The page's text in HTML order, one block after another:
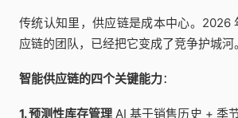
传统认知里，供应链是成本中心。2026
应链的团队，已经把它变成了竞争护城河。
智能供应链的四个关键能力：
1. 预测性库存管理 AI 基于销售历史 + 季